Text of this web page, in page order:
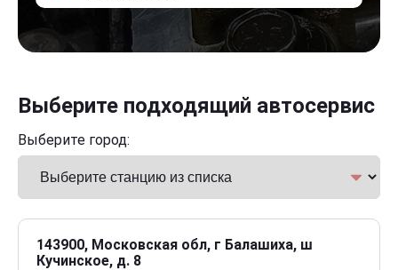
Выберите подходящий автосервис
Выберите город:
143900, Московская обл, г Балашиха, ш
Кучинское, д. 8